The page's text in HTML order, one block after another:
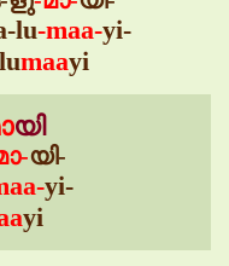
lu-maa-yi-
maayi
യി
യി-
yi-
yi